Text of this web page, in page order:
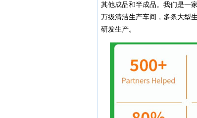
其他成品和半成品。我们是一
万级清洁生产车间，多条大型
研发生产。